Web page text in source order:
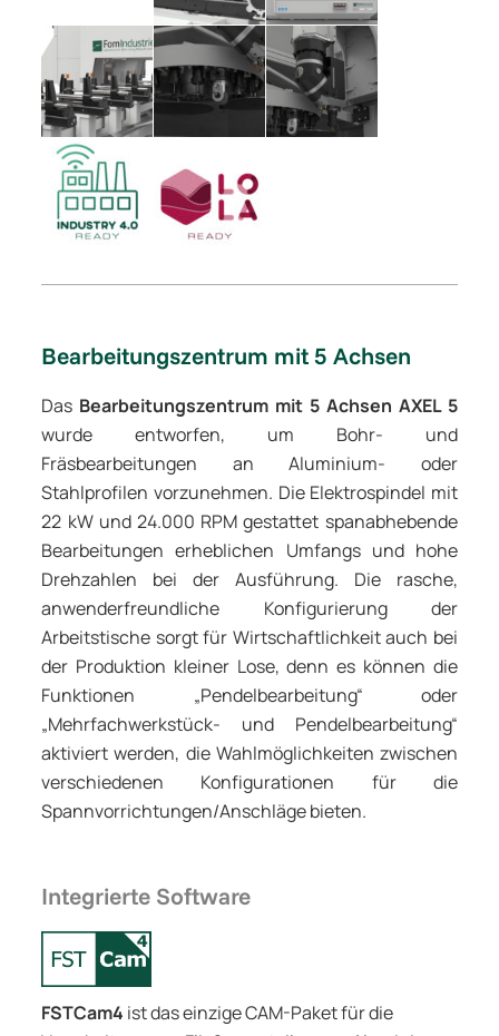
Bearbeitungszentrum mit 5 Achsen
Das Bearbeitungszentrum mit 5 Achsen AXEL 5
wurde entworfen, um Bohr- und
Fräsbearbeitungen an Aluminium- oder
Stahlprofilen vorzunehmen. Die Elektrospindel mit
22 kW und 24.000 RPM gestattet spanabhebende
Bearbeitungen erheblichen Umfangs und hohe
Drehzahlen bei der Ausführung. Die rasche,
anwenderfreundliche Konfigurierung der
Arbeitstische sorgt für Wirtschaftlichkeit auch bei
der Produktion kleiner Lose, denn es können die
Funktionen „Pendelbearbeitung“ oder
„Mehrfachwerkstück- und Pendelbearbeitung“
aktiviert werden, die Wahlmöglichkeiten zwischen
verschiedenen Konfigurationen für die
Spannvorrichtungen/Anschläge bieten.
Integrierte Software
FSTCam4 ist das einzige CAM-Paket für die